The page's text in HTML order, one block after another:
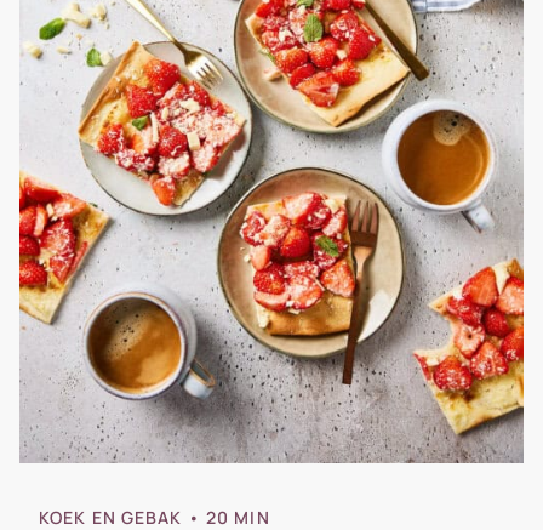
KOEK EN GEBAK • 20 MIN